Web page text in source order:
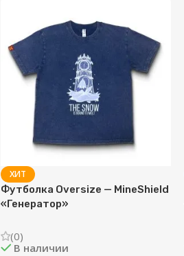
ХИТ
Футболка Oversize — MineShield
«Генератор»
(0)
В наличии